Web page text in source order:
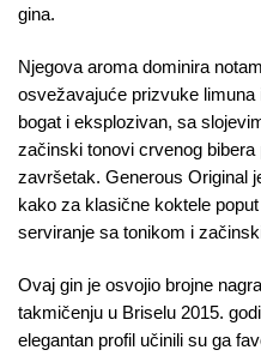
gina.
Njegova aroma dominira
osvežavajuće prizvuke
bogat i eksplozivan, sa
začinski tonovi crvenog bibera
završetak. Generous Original
kako za klasične koktele
serviranje sa tonikom i
Ovaj gin je osvojio brojne
takmičenju u Briselu 2015.
elegantan profil učinili su ga